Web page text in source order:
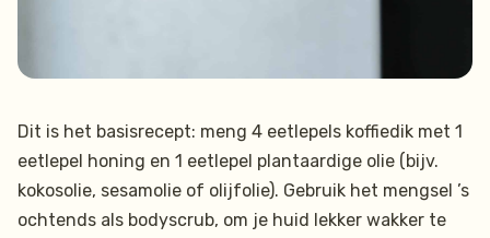
Dit is het basisrecept: meng 4 eetlepels koffiedik met 1
eetlepel honing en 1 eetlepel plantaardige olie (bijv.
kokosolie, sesamolie of olijfolie). Gebruik het mengsel ’s
ochtends als bodyscrub, om je huid lekker wakker te